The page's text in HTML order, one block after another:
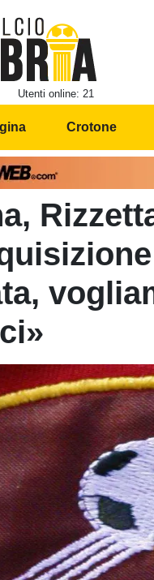
Utenti online: 21
Crotone